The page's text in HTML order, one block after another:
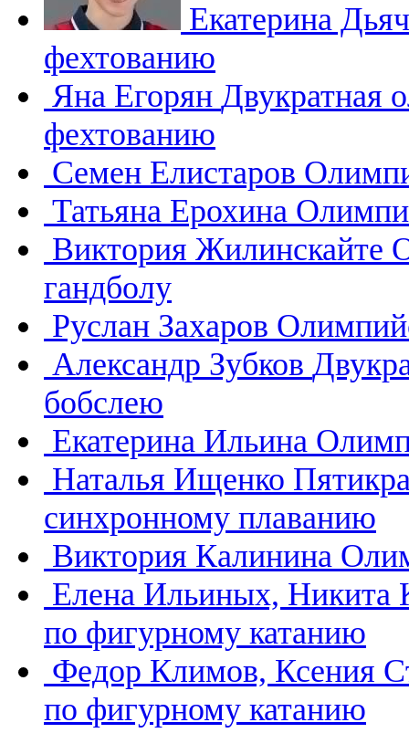
Екатерина
фехтованию
Яна Егорян Двукратная
фехтованию
Семен Елистаров
Татьяна Ерохина
Виктория Жилинскайте
гандболу
Руслан Захаров
Александр Зубков
бобслею
Екатерина Ильина
Наталья Ищенко
синхронному плаванию
Виктория Калинина
Елена Ильиных, Никита
по фигурному катанию
Федор Климов, Ксения
по фигурному катанию